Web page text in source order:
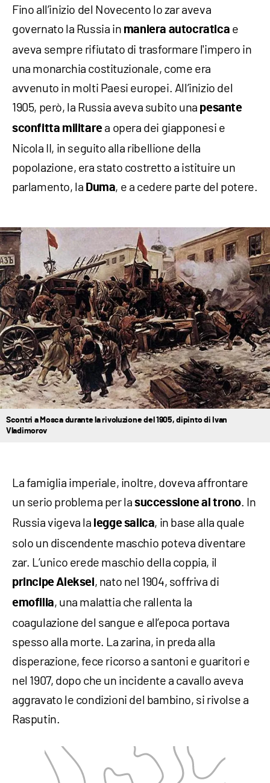
Fino all’inizio del Novecento lo zar aveva
governato la Russia in maniera autocratica e
aveva sempre rifiutato di trasformare l'impero in
una monarchia costituzionale, come era
avvenuto in molti Paesi europei. All’inizio del
1905, però, la Russia aveva subito una pesante
sconfitta militare a opera dei giapponesi e
Nicola II, in seguito alla ribellione della
popolazione, era stato costretto a istituire un
parlamento, la Duma, e a cedere parte del potere.
Scontri a Mosca durante la rivoluzione del 1905, dipinto di Ivan
Vladimorov
La famiglia imperiale, inoltre, doveva affrontare
un serio problema per lasuccessione al trono . In
Russia vigeva la legge salica, in base alla quale
solo un discendente maschio poteva diventare
zar. L’unico erede maschio della coppia, il
principe Aleksei, nato nel 1904, soffriva di
emofilia, una malattia che rallenta la
coagulazione del sangue e all’epoca portava
spesso alla morte. La zarina, in preda alla
disperazione, fece ricorso a santoni e guaritori e
nel 1907, dopo che un incidente a cavallo aveva
aggravato le condizioni del bambino, si rivolse a
Rasputin.